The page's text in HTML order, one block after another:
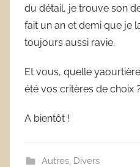
du détail, je trouve son
fait un an et demi que je
toujours aussi ravie.
Et vous, quelle
été vos critères de choix ?
A bientôt !
Autres, Divers